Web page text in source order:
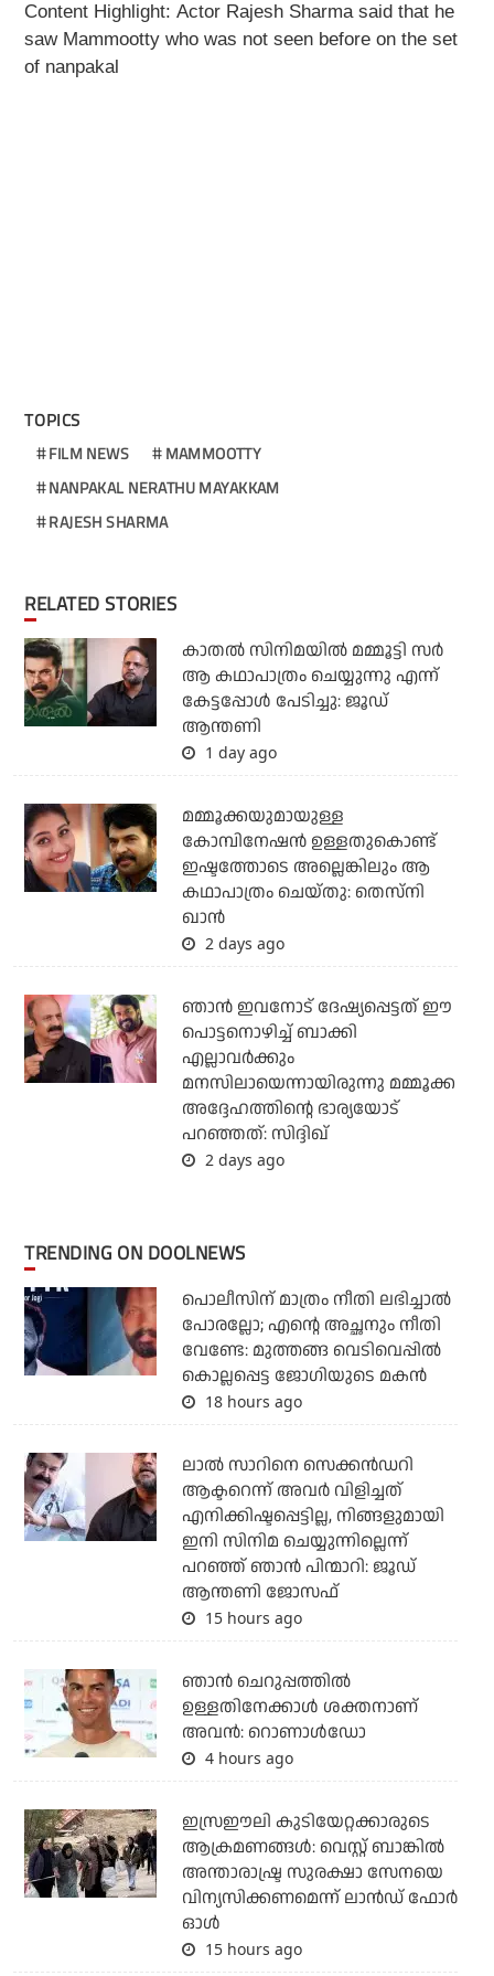
Content Highlight:Actor Rajesh Sharma said that he
saw Mammootty who was not seen before on the set
of nanpakal
TOPICS
FILM NEWS
MAMMOOTTY
NANPAKAL NERATHU MAYAKKAM
RAJESH SHARMA
RELATED STORIES
കാതൽ സിനിമയിൽ മമ്മൂട്ടി സർ
ആ കഥാപാത്രം ചെയ്യുന്നു എന്ന്
കേട്ടപ്പോൾ പേടിച്ചു: ജൂഡ്
ആന്തണി
1 day ago
മമ്മൂക്കയുമായുള്ള
കോമ്പിനേഷൻ ഉള്ളതുകൊണ്ട്
ഇഷ്ടത്തോടെ അല്ലെങ്കിലും ആ
കഥാപാത്രം ചെയ്തു: തെസ്നി
ഖാൻ
2 days ago
ഞാന്‍ ഇവനോട് ദേഷ്യപ്പെട്ടത് ഈ
പൊട്ടനൊഴിച്ച് ബാക്കി
എല്ലാവര്‍ക്കും
മനസിലായെന്നായിരുന്നു മമ്മൂക്ക
അദ്ദേഹത്തിന്റെ ഭാര്യയോട്
പറഞ്ഞത്: സിദ്ദിഖ്
2 days ago
TRENDING ON DOOLNEWS
പൊലീസിന് മാത്രം നീതി ലഭിച്ചാല്‍
പോരല്ലോ; എന്റെ അച്ഛനും നീതി
വേണ്ടേ: മുത്തങ്ങ വെടിവെപ്പില്‍
കൊല്ലപ്പെട്ട ജോഗിയുടെ മകന്‍
18 hours ago
ലാല്‍ സാറിനെ സെക്കന്‍ഡറി
ആക്ടറെന്ന് അവര്‍ വിളിച്ചത്
എനിക്കിഷ്ടപ്പെട്ടില്ല, നിങ്ങളുമായി
ഇനി സിനിമ ചെയ്യുന്നില്ലെന്ന്
പറഞ്ഞ് ഞാന്‍ പിന്മാറി: ജൂഡ്
ആന്തണി ജോസഫ്
15 hours ago
ഞാന്‍ ചെറുപ്പത്തില്‍
ഉള്ളതിനേക്കാള്‍ ശക്തനാണ്
അവന്‍: റൊണാള്‍ഡോ
4 hours ago
ഇസ്രഈലി കുടിയേറ്റക്കാരുടെ
ആക്രമണങ്ങള്‍: വെസ്റ്റ് ബാങ്കില്‍
അന്താരാഷ്ട്ര സുരക്ഷാ സേനയെ
വിന്യസിക്കണമെന്ന് ലാന്‍ഡ് ഫോര്‍
ഓള്‍
15 hours ago